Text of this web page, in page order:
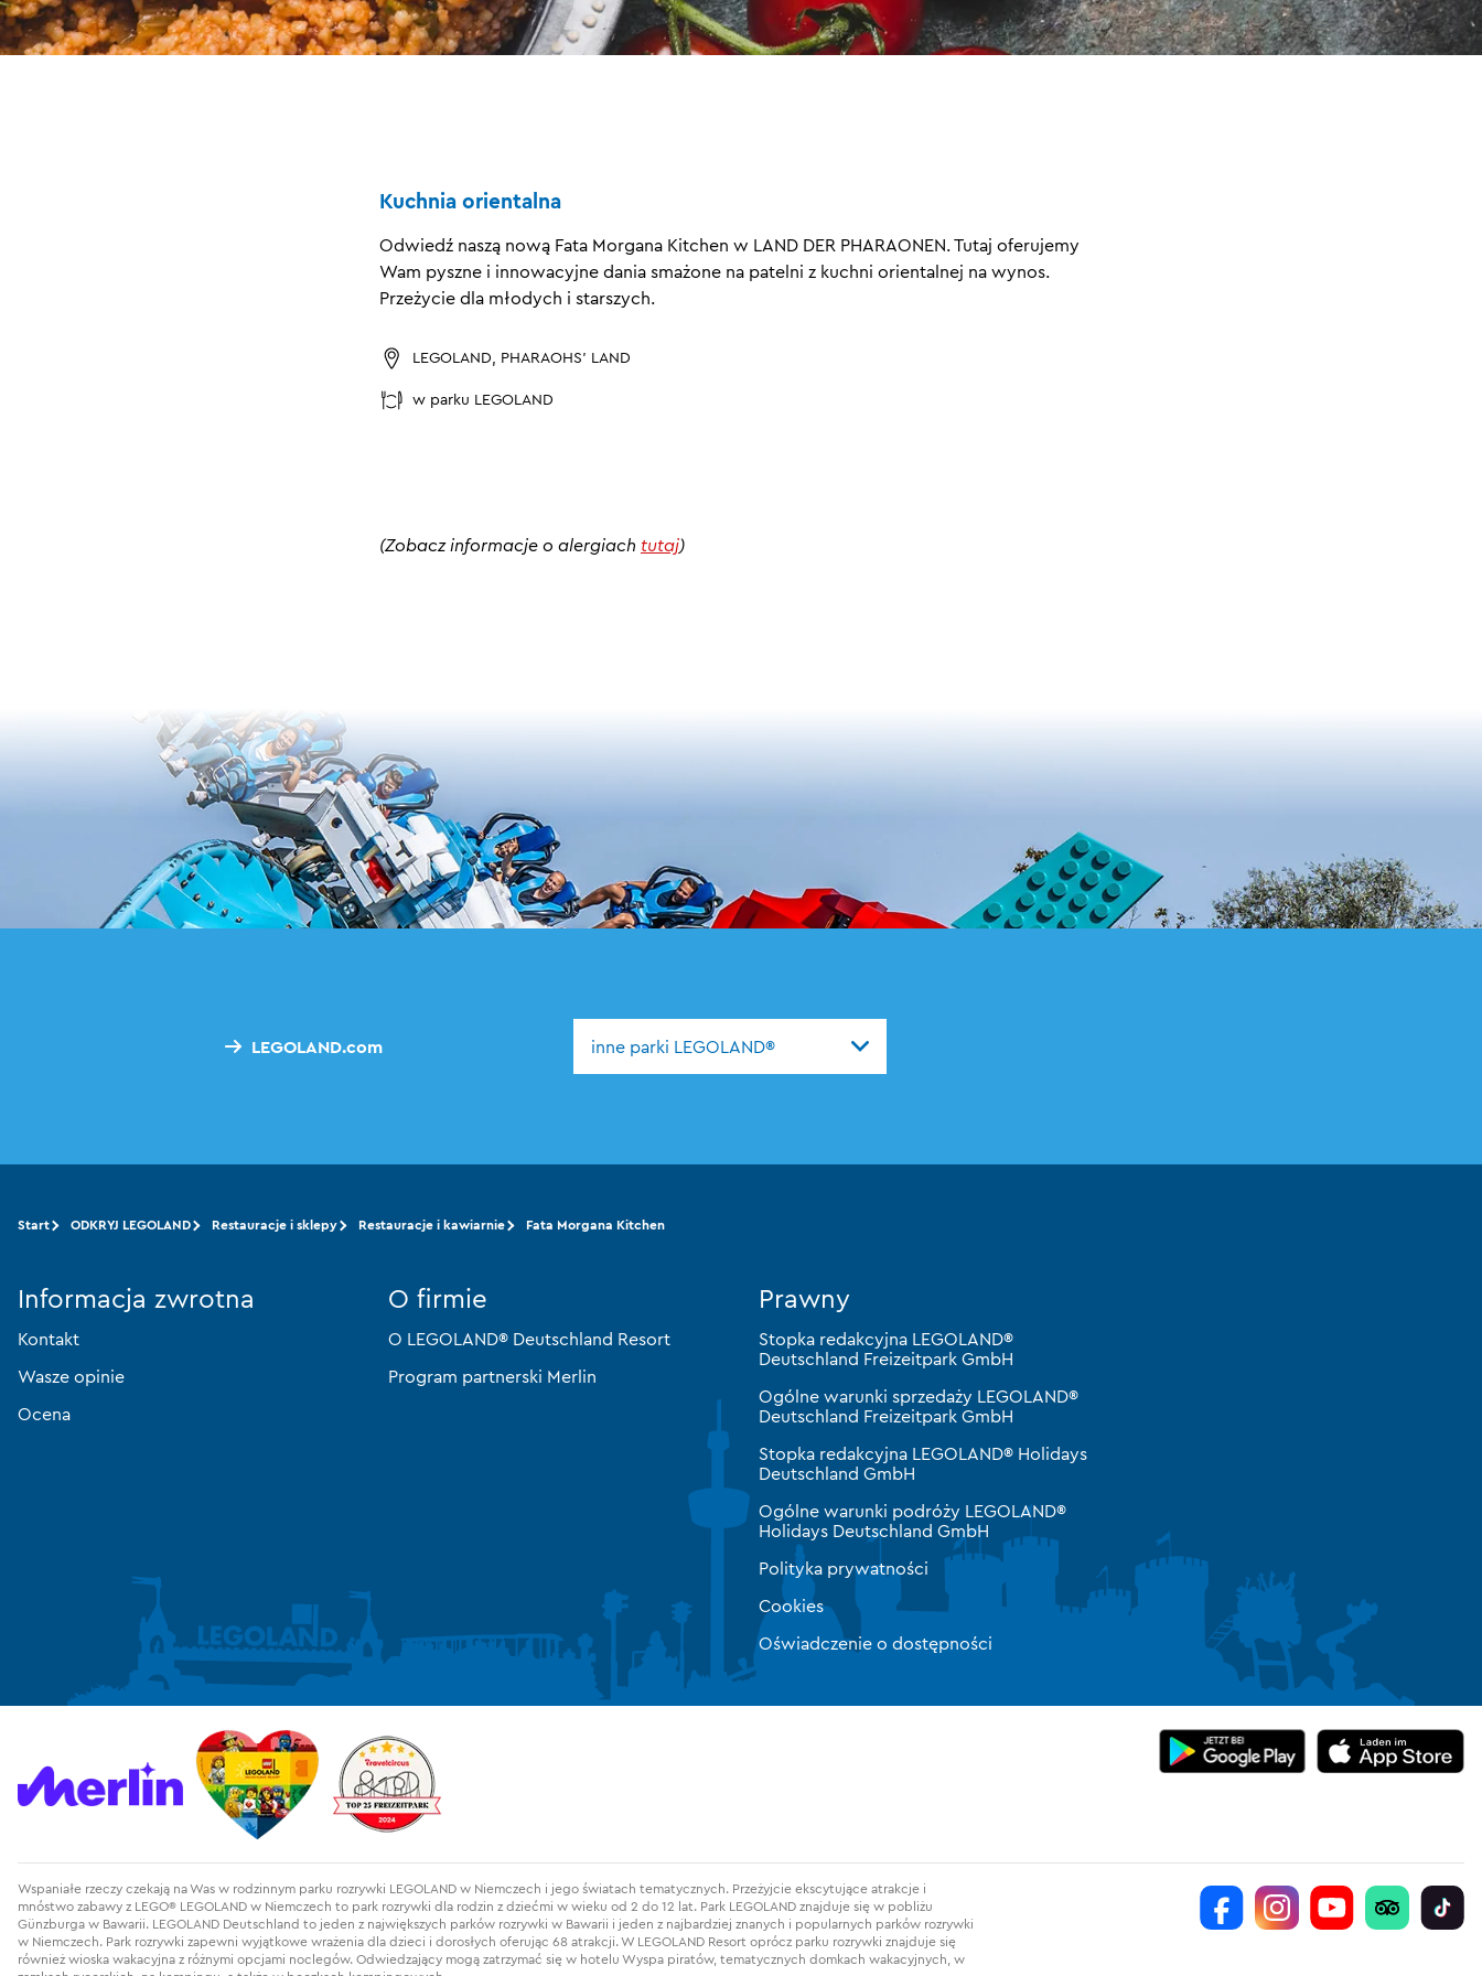
Kuchnia orientalna
Odwiedź naszą nową Fata Morgana Kitchen w LAND DER PHARAONEN. Tutaj oferujemy
Wam pyszne i innowacyjne dania smażone na patelni z kuchni orientalnej na wynos.
Przeżycie dla młodych i starszych.
LEGOLAND, PHARAOHS' LAND
w parku LEGOLAND
(Zobacz informacje o alergiach tutaj)
LEGOLAND.com inne parki LEGOLAND®
Start ODKRYJ LEGOLAND Restauracje i sklepy Restauracje i kawiarnie Fata Morgana Kitchen
Informacja zwrotna
Kontakt
Wasze opinie
Ocena
O firmie
O LEGOLAND® Deutschland Resort
Program partnerski Merlin
Prawny
Stopka redakcyjna LEGOLAND®
Deutschland Freizeitpark GmbH
Ogólne warunki sprzedaży LEGOLAND®
Deutschland Freizeitpark GmbH
Stopka redakcyjna LEGOLAND® Holidays
Deutschland GmbH
Ogólne warunki podróży LEGOLAND®
Holidays Deutschland GmbH
Polityka prywatności
Cookies
Oświadczenie o dostępności
Wspaniałe rzeczy czekają na Was w rodzinnym parku rozrywki LEGOLAND w Niemczech i jego światach tematycznych. Przeżyjcie ekscytujące atrakcje i
mnóstwo zabawy z LEGO® LEGOLAND w Niemczech to park rozrywki dla rodzin z dziećmi w wieku od 2 do 12 lat. Park LEGOLAND znajduje się w pobliżu
Günzburga w Bawarii. LEGOLAND Deutschland to jeden z największych parków rozrywki w Bawarii i jeden z najbardziej znanych i popularnych parków rozrywki
w Niemczech. Park rozrywki zapewni wyjątkowe wrażenia dla dzieci i dorosłych oferując 68 atrakcji. W LEGOLAND Resort oprócz parku rozrywki znajduje się
również wioska wakacyjna z różnymi opcjami noclegów. Odwiedzający mogą zatrzymać się w hotelu Wyspa piratów, tematycznych domkach wakacyjnych, w